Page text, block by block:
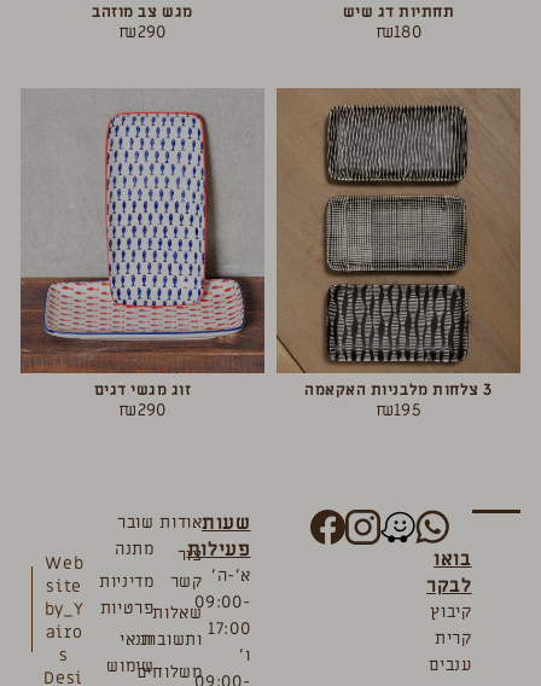
תחתיות דג שיש
₪180
מגש צב מוזהב
₪290
3 צלחות מלבניות האקאמה
₪195
זוג מגשי דגים
₪290
בואו
לבקר
קיבוץ
קרית
ענבים
שעות
פעילות
א’-ה’
09:00-
17:00
ו’
אודות
צור
קשר
שאלות
ותשובות
משלוחים
שובר
מתנה
מדיניות
פרטיות
תנאי
שימוש
Web
site
by_Y
airo
s
Desi